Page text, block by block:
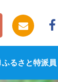
ふるさと特派員